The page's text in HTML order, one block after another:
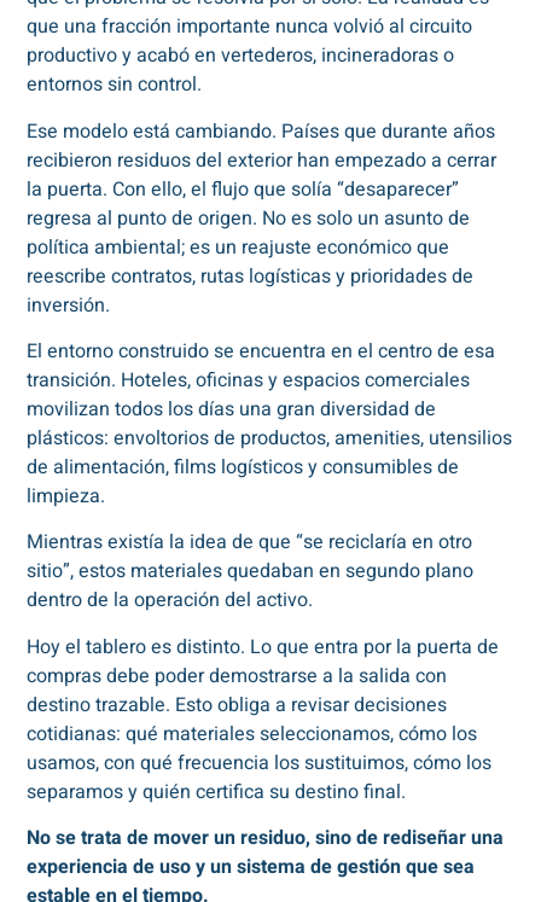
que una fracción importante nunca volvió al circuito
productivo y acabó en vertederos, incineradoras o
entornos sin control.
Ese modelo está cambiando. Países que durante años
recibieron residuos del exterior han empezado a cerrar
la puerta. Con ello, el flujo que solía “desaparecer”
regresa al punto de origen. No es solo un asunto de
política ambiental; es un reajuste económico que
reescribe contratos, rutas logísticas y prioridades de
inversión.
El entorno construido se encuentra en el centro de esa
transición. Hoteles, oficinas y espacios comerciales
movilizan todos los días una gran diversidad de
plásticos: envoltorios de productos, amenities, utensilios
de alimentación, films logísticos y consumibles de
limpieza.
Mientras existía la idea de que “se reciclaría en otro
sitio”, estos materiales quedaban en segundo plano
dentro de la operación del activo.
Hoy el tablero es distinto. Lo que entra por la puerta de
compras debe poder demostrarse a la salida con
destino trazable. Esto obliga a revisar decisiones
cotidianas: qué materiales seleccionamos, cómo los
usamos, con qué frecuencia los sustituimos, cómo los
separamos y quién certifica su destino final.
No se trata de mover un residuo, sino de rediseñar una
experiencia de uso y un sistema de gestión que sea
estable en el tiempo.